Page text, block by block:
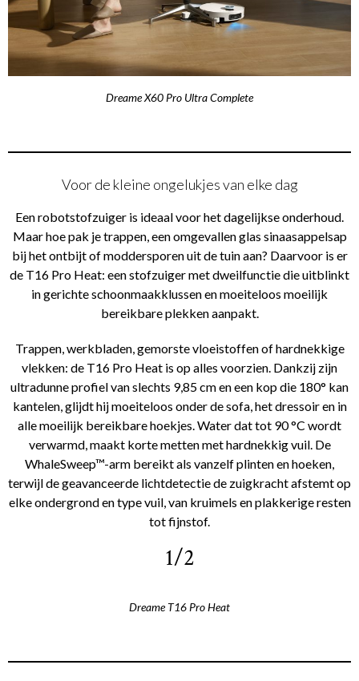
Dreame X60 Pro Ultra Complete
Voor de kleine ongelukjes van elke dag
Een robotstofzuiger is ideaal voor het dagelijkse onderhoud.
Maar hoe pak je trappen, een omgevallen glas sinaasappelsap
bij het ontbijt of moddersporen uit de tuin aan? Daarvoor is er
de T16 Pro Heat: een stofzuiger met dweilfunctie die uitblinkt
in gerichte schoonmaakklussen en moeiteloos moeilijk
bereikbare plekken aanpakt.
Trappen, werkbladen, gemorste vloeistoffen of hardnekkige
vlekken: de T16 Pro Heat is op alles voorzien. Dankzij zijn
ultradunne profiel van slechts 9,85 cm en een kop die 180° kan
kantelen, glijdt hij moeiteloos onder de sofa, het dressoir en in
alle moeilijk bereikbare hoekjes. Water dat tot 90 °C wordt
verwarmd, maakt korte metten met hardnekkig vuil. De
WhaleSweep™-arm bereikt als vanzelf plinten en hoeken,
terwijl de geavanceerde lichtdetectie de zuigkracht afstemt op
elke ondergrond en type vuil, van kruimels en plakkerige resten
tot fijnstof.
1/2
Dreame T16 Pro Heat